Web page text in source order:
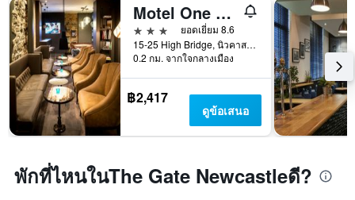
Motel One Newcastle
3 ดาว
ยอดเยี่ยม 8.6
15-25 High Bridge, นิวคาสเซิลอะพอนไทน์, สหราชอาณาจักร
0.2 กม. จากใจกลางเมือง
฿2,417
ดูข้อเสนอ
พักที่ไหนในThe Gate Newcastleดี?